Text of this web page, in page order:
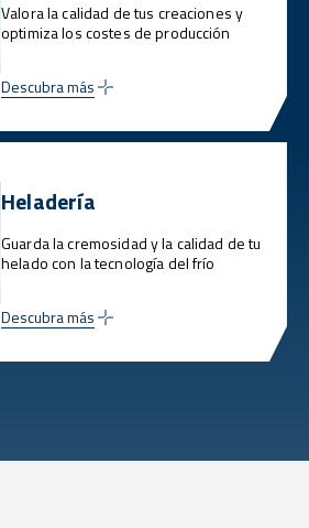
Valora la calidad de tus creaciones y
optimiza los costes de producción
Descubra más
Heladería
Guarda la cremosidad y la calidad de tu
helado con la tecnología del frío
Descubra más